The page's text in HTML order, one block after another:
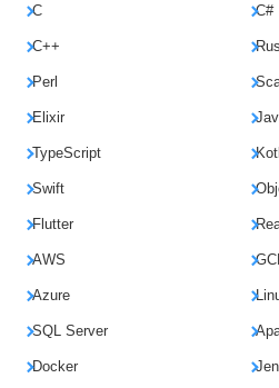
C C#
C++
Perl
Elixir
TypeScript
Swift
Flutter
AWS
Azure
SQL Server
Docker